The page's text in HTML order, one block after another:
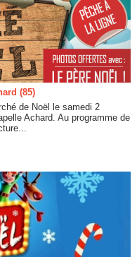
(85)
de Noël le samedi 2
Achard. Au programme de